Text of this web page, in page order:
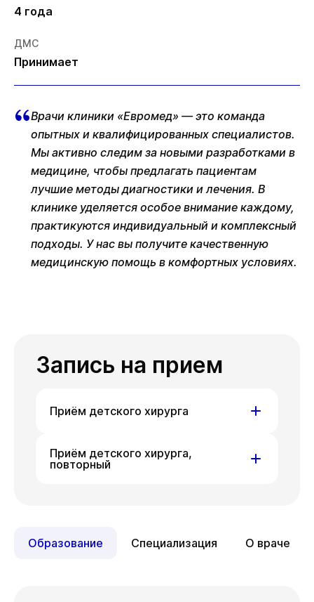
4 года
ДМС
Принимает
Врачи клиники «Евромед» — это команда
опытных и квалифицированных специалистов.
Мы активно следим за новыми разработками в
медицине, чтобы предлагать пациентам
лучшие методы диагностики и лечения. В
клинике уделяется особое внимание каждому,
практикуются индивидуальный и комплексный
подходы. У нас вы получите качественную
медицинскую помощь в комфортных условиях.
Запись на прием
Приём детского хирурга
ул. Гоголя, д. 42
Приём детского хирурга,
повторный
10 авг
Образование Специализация О враче